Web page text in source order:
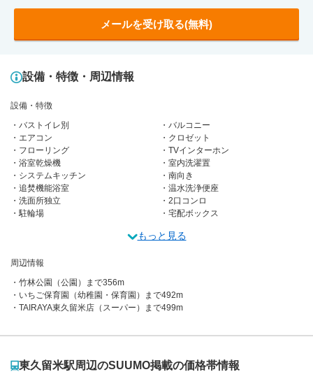
メールを受け取る(無料)
設備・特徴・周辺情報
設備・特徴
バストイレ別
バルコニー
エアコン
クロゼット
フローリング
TVインターホン
浴室乾燥機
室内洗濯置
システムキッチン
南向き
追焚機能浴室
温水洗浄便座
洗面所独立
2口コンロ
駐輪場
宅配ボックス
もっと見る
周辺情報
竹林公園（公園）まで356m
いちご保育園（幼稚園・保育園）まで492m
TAIRAYA東久留米店（スーパー）まで499m
東久留米駅周辺のSUUMO掲載の価格帯情報